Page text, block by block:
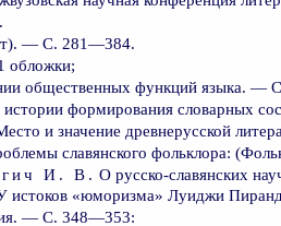
— С. 281—384.
обложки;
общественных функций языка. —
формирования словарных
и значение древнерусской
славянского фольклора:
И. В. О русско-славянских
истоков «юморизма» Луиджи
— С. 348—353: